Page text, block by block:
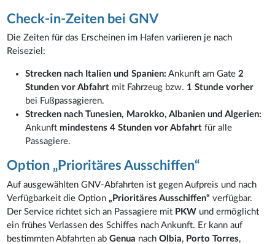
Check-in-Zeiten bei GNV
Die Zeiten für das Erscheinen im Hafen variieren je nach
Reiseziel:
Strecken nach Italien und Spanien: Ankunft am Gate2
Stunden vor Abfahrt mit Fahrzeug bzw. 1 Stunde vorher
bei Fußpassagieren.
Strecken nach Tunesien, Marokko, Albanien und Algerien:
Ankunft mindestens 4 Stunden vor Abfahrt für alle
Passagiere.
Option „Prioritäres Ausschiffen“
Auf ausgewählten GNV-Abfahrten ist gegen Aufpreis und nach
Verfügbarkeit die Option„Prioritäres Ausschiffen“ verfügbar.
Der Service richtet sich an Passagiere mit PKW und ermöglicht
ein frühes Verlassen des Schiffes nach Ankunft. Er kann auf
bestimmten Abfahrten abGenua nachOlbia, Porto Torres,